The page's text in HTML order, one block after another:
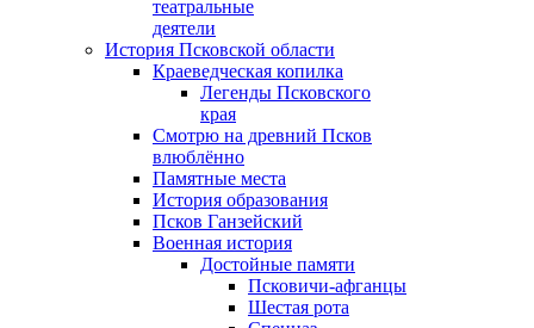
театральные
деятели
История Псковской области
Краеведческая копилка
Легенды Псковского
края
Смотрю на древний Псков
влюблённо
Памятные места
История образования
Псков Ганзейский
Военная история
Достойные памяти
Псковичи-афганцы
Шестая рота